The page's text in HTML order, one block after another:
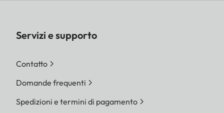
Servizi e supporto
Contatto
Domande frequenti
Spedizioni e termini di pagamento